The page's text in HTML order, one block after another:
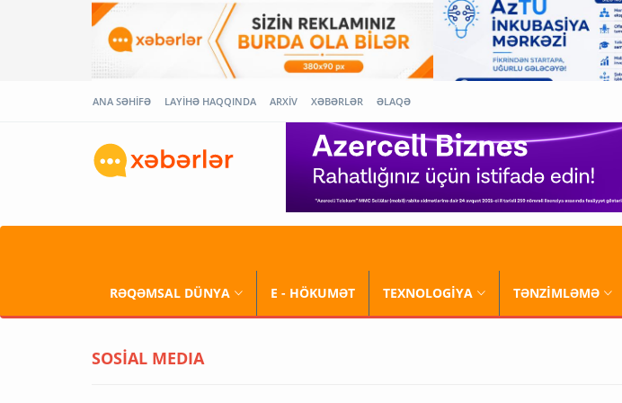
ANA SƏHİFƏ LAYİHƏ HAQQINDA ARXİV XƏBƏRLƏR ƏLAQƏ
RƏQƏMSAL DÜNYA E - HÖKUMƏT TEXNOLOGİYA TƏNZİMLƏMƏ
SOSİAL MEDIA